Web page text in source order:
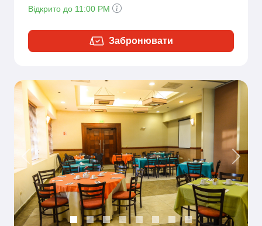
Відкрито до 11:00 PM
Забронювати
Previous Next